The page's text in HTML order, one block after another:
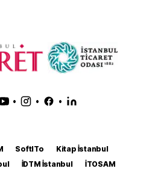
• • •
SoftITo
Kitap İstanbul
İDTM İstanbul
İTOSAM